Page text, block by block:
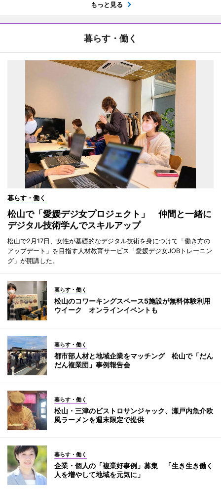
もっと見る
暮らす・働く
暮らす・働く
松山で「愛媛デジ女プロジェクト」 仲間と一緒に
デジタル技術学んでスキルアップ
松山で2月17日、女性が基礎的なデジタル技術を身につけて「働き方の
アップデート」を目指す人材教育サービス「愛媛デジ女JOBトレーニン
グ」が開講した。
暮らす・働く
松山のコワーキングスペース5施設が無料体験利用
ウイーク オンラインイベントも
暮らす・働く
都市部人材と地域企業をマッチング 松山で「だん
だん複業団」事例報告会
暮らす・働く
松山・三津のビストロサンジャック、瀬戸内魚介欧
風ラーメンを週末限定で提供
暮らす・働く
企業・個人の「複業好事例」募集 「生き生き働く
人を増やして地域を元気に」